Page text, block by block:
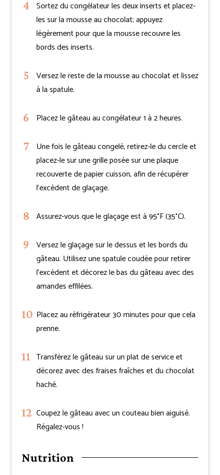
Sortez du congélateur les deux inserts et placez-
les sur la mousse au chocolat; appuyez
légèrement pour que la mousse recouvre les
bords des inserts.
Versez le reste de la mousse au chocolat et lissez
à la spatule.
Placez le gâteau au congélateur 1 à 2 heures.
Une fois le gâteau congelé, retirez-le du cercle et
placez-le sur une grille posée sur une plaque
recouverte de papier cuisson, afin de récupérer
l’excédent de glaçage.
Assurez-vous que le glaçage est à 95°F (35°C).
Versez le glaçage sur le dessus et les bords du
gâteau. Utilisez une spatule coudée pour retirer
l’excédent et décorez le bas du gâteau avec des
amandes effilées.
Placez au réfrigérateur 30 minutes pour que cela
prenne.
Transférez le gâteau sur un plat de service et
décorez avec des fraises fraîches et du chocolat
haché.
Coupez le gâteau avec un couteau bien aiguisé.
Régalez-vous !
Nutrition